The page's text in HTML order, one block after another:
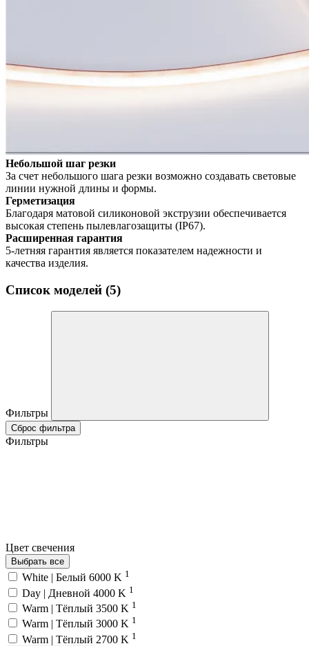
Небольшой шаг резки
За счет небольшого шага резки возможно создавать световые
линии нужной длины и формы.
Герметизация
Благодаря матовой силиконовой экструзии обеспечивается
высокая степень пылевлагозащиты (IP67).
Расширенная гарантия
5-летняя гарантия является показателем надежности и
качества изделия.
Список моделей (5)
Фильтры
Сброс фильтра
Фильтры
Цвет свечения
Выбрать все
White | Белый 6000 K 1
Day | Дневной 4000 K 1
Warm | Тёплый 3500 K 1
Warm | Тёплый 3000 K 1
Warm | Тёплый 2700 K 1